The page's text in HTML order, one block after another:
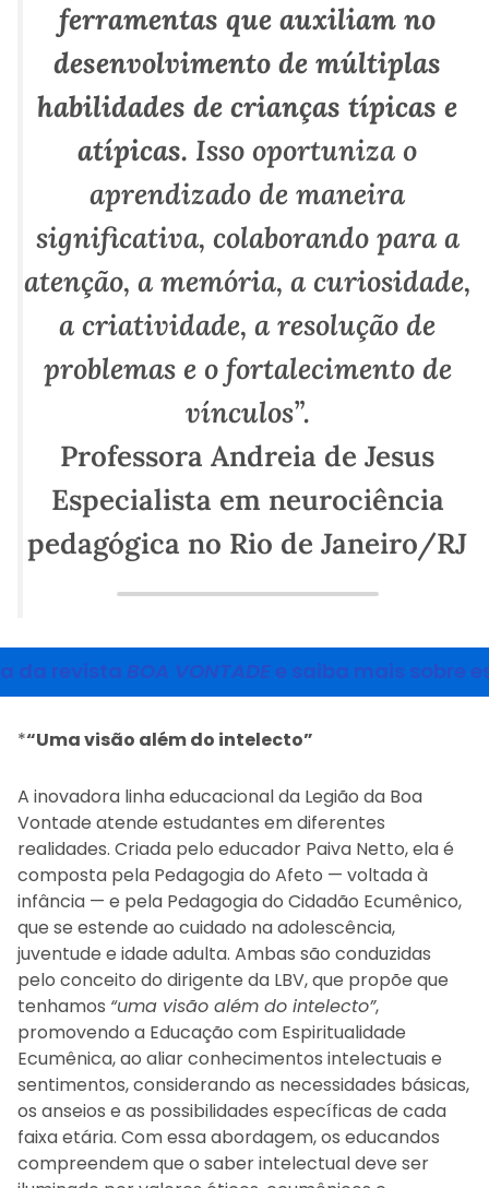
ferramentas que auxiliam no
desenvolvimento de múltiplas
habilidades de crianças típicas e
atípicas. Isso oportuniza o
aprendizado de maneira
significativa, colaborando para a
atenção, a memória, a curiosidade,
a criatividade, a resolução de
problemas e o fortalecimento de
vínculos”.
Professora Andreia de Jesus
Especialista em neurociência
pedagógica no Rio de Janeiro/RJ
da revista BOA VONTADEe saiba mais sobre
*“Uma visão além do intelecto”
A inovadora linha educacional da Legião da Boa
Vontade atende estudantes em diferentes
realidades. Criada pelo educador Paiva Netto, ela é
composta pela Pedagogia do Afeto — voltada à
infância — e pela Pedagogia do Cidadão Ecumênico,
que se estende ao cuidado na adolescência,
juventude e idade adulta. Ambas são conduzidas
pelo conceito do dirigente da LBV, que propõe que
tenhamos “uma visão além do intelecto”,
promovendo a Educação com Espiritualidade
Ecumênica, ao aliar conhecimentos intelectuais e
sentimentos, considerando as necessidades básicas,
os anseios e as possibilidades específicas de cada
faixa etária. Com essa abordagem, os educandos
compreendem que o saber intelectual deve ser